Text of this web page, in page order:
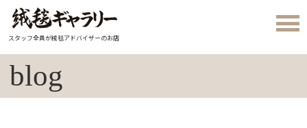
スタッフ全員が絨毯アドバイザーのお店
blog